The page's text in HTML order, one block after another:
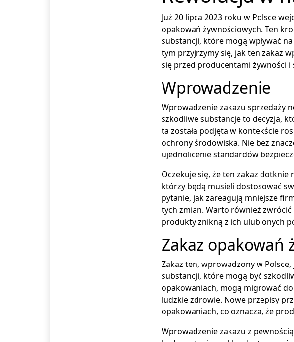
Już 20 lipca 2023 roku w Polsce
opakowań żywnościowych. Ten
substancji, które mogą wpływać
tym przyjrzymy się, jak ten zakaz
się przed producentami żywności
Wprowadzenie
Wprowadzenie zakazu sprzedaży
szkodliwe substancje to decyzja,
ta została podjęta w kontekście
ochrony środowiska. Nie bez
ujednolicenie standardów
Oczekuje się, że ten zakaz
którzy będą musieli dostosować
pytanie, jak zareagują mniejsze
tych zmian. Warto również
produkty znikną z ich ulubionych
Zakaz opakowań
Zakaz ten, wprowadzony w
substancji, które mogą być
opakowaniach, mogą migrować
ludzkie zdrowie. Nowe przepisy
opakowaniach, co oznacza, że
Wprowadzenie zakazu z